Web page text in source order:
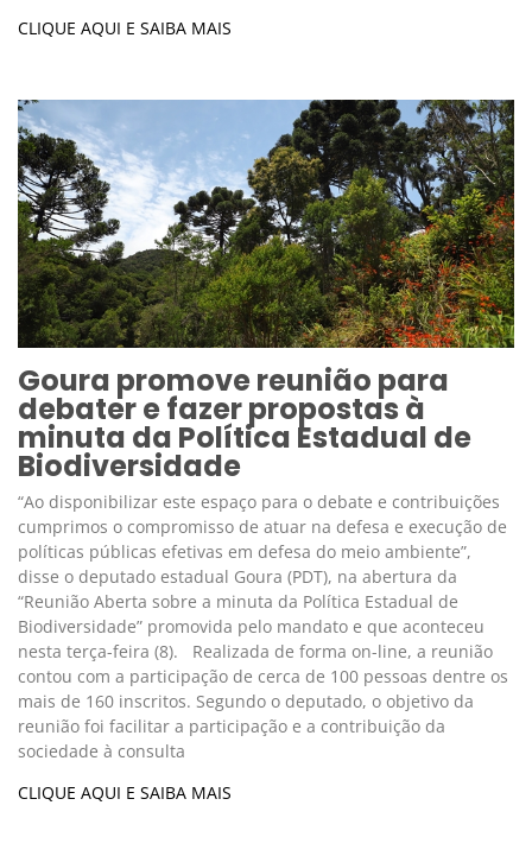
CLIQUE AQUI E SAIBA MAIS
Goura promove reunião para
debater e fazer propostas à
minuta da Política Estadual de
Biodiversidade
“Ao disponibilizar este espaço para o debate e contribuições
cumprimos o compromisso de atuar na defesa e execução de
políticas públicas efetivas em defesa do meio ambiente”,
disse o deputado estadual Goura (PDT), na abertura da
“Reunião Aberta sobre a minuta da Política Estadual de
Biodiversidade” promovida pelo mandato e que aconteceu
nesta terça-feira (8). Realizada de forma on-line, a reunião
contou com a participação de cerca de 100 pessoas dentre os
mais de 160 inscritos. Segundo o deputado, o objetivo da
reunião foi facilitar a participação e a contribuição da
sociedade à consulta
CLIQUE AQUI E SAIBA MAIS